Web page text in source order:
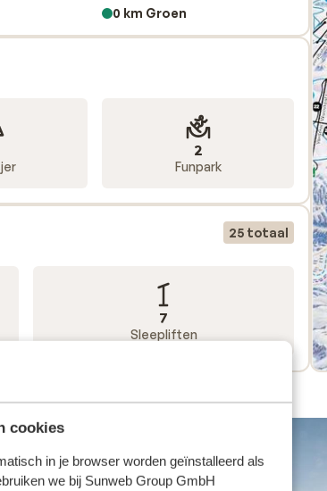
cookies
in je browser worden geïnstalleerd als
we bij Sunweb Group GmbH
0 km Groen
2
Funpark
25 totaal
7
Sleepliften